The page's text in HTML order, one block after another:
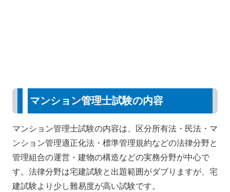
マンション管理士試験の内容
マンション管理士試験の内容は、区分所有法・民法・マ
ンション管理適正化法・標準管理規約などの法律分野と
管理組合の運営・建物の構造などの実務分野が中心で
す。法律分野は宅建試験と出題範囲がダブりますが、宅
建試験より少し難易度が高い試験です。